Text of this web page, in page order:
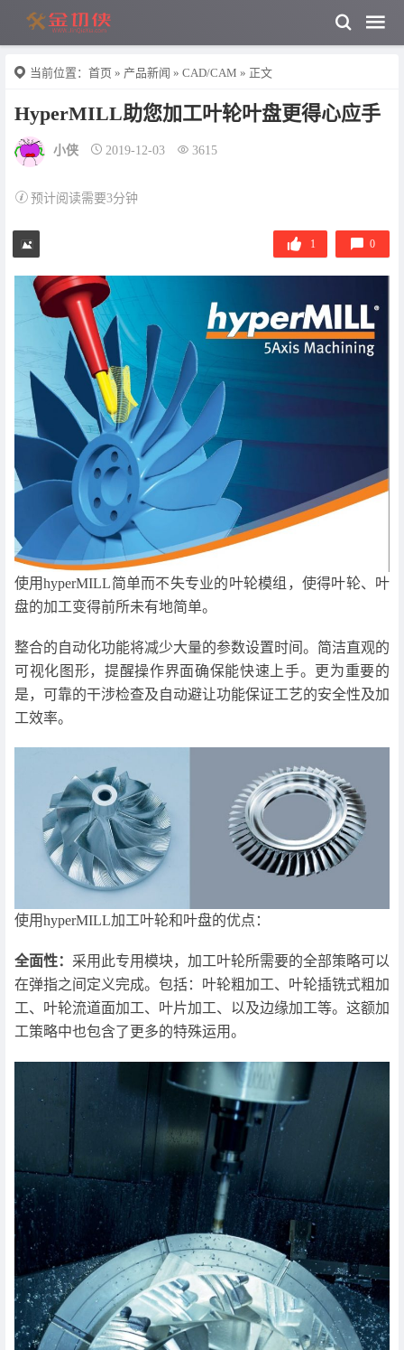
当前位置： 首页 » 产品新闻 » CAD/CAM » 正文
HyperMILL助您加工叶轮叶盘更得心应手
小侠 2019-12-03 3615
预计阅读需要3分钟
1 0
使用hyperMILL简单而不失专业的叶轮模组，使得叶轮、叶
盘的加工变得前所未有地简单。
整合的自动化功能将减少大量的参数设置时间。简洁直观的
可视化图形，提醒操作界面确保能快速上手。更为重要的
是，可靠的干涉检查及自动避让功能保证工艺的安全性及加
工效率。
使用hyperMILL加工叶轮和叶盘的优点：
全面性： 采用此专用模块，加工叶轮所需要的全部策略可以
在弹指之间定义完成。包括：叶轮粗加工、叶轮插铣式粗加
工、叶轮流道面加工、叶片加工、以及边缘加工等。这额加
工策略中也包含了更多的特殊运用。